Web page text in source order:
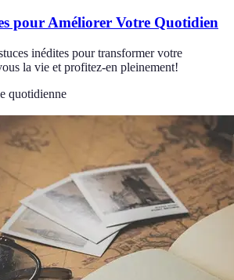
pour Améliorer Votre Quotidien
inédites pour transformer votre
la vie et profitez-en pleinement!
quotidienne